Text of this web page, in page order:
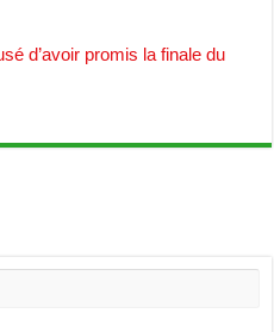
d’avoir promis la finale du